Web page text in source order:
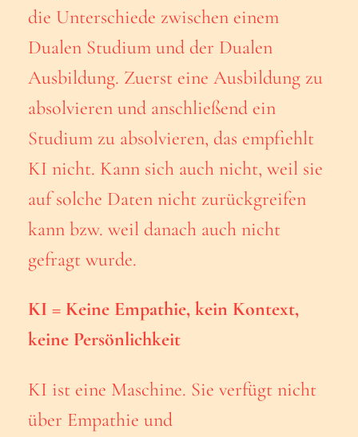
die Unterschiede zwischen einem
Dualen Studium und der Dualen
Ausbildung. Zuerst eine Ausbildung zu
absolvieren und anschließend ein
Studium zu absolvieren, das empfiehlt
KI nicht. Kann sich auch nicht, weil sie
auf solche Daten nicht zurückgreifen
kann bzw. weil danach auch nicht
gefragt wurde.
KI = Keine Empathie, kein Kontext,
keine Persönlichkeit
KI ist eine Maschine. Sie verfügt nicht
über Empathie und